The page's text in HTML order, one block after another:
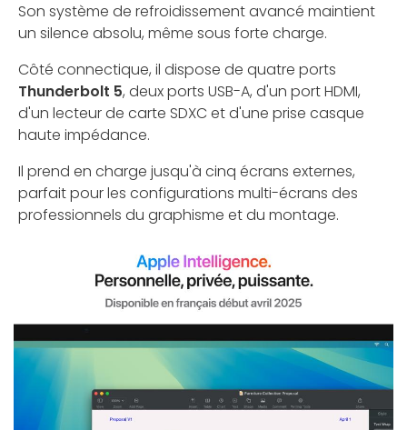
Son système de refroidissement avancé maintient
un silence absolu, même sous forte charge.
Côté connectique, il dispose de quatre ports
Thunderbolt 5, deux ports USB-A, d'un port HDMI,
d'un lecteur de carte SDXC et d'une prise casque
haute impédance.
Il prend en charge jusqu'à cinq écrans externes,
parfait pour les configurations multi-écrans des
professionnels du graphisme et du montage.